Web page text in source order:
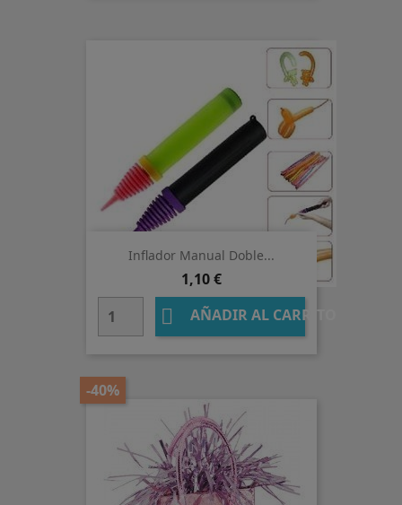
Inflador Manual Doble...
Precio
1,10 €
 AÑADIR AL CARRITO
-40%